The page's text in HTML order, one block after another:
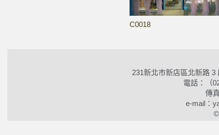
C0018
231新北市新店區北新路
電話：（
傳
e-mail：